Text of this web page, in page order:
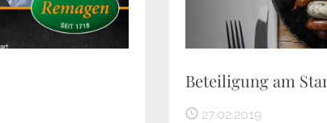
Beteiligung am
27.02.2019